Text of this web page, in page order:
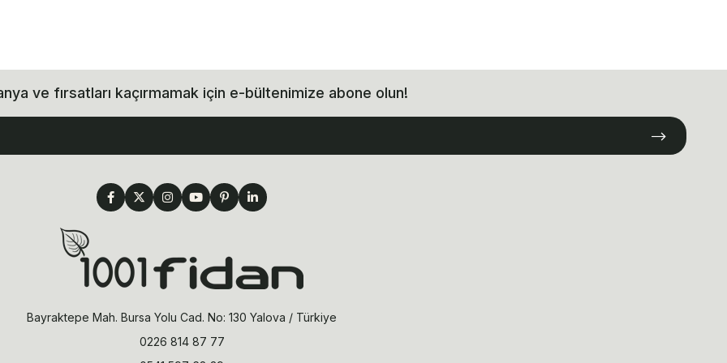
ve fırsatları kaçırmamak için e-bültenimize abone olun!
Bayraktepe Mah. Bursa Yolu Cad. No: 130 Yalova / Türkiye
0226 814 87 77